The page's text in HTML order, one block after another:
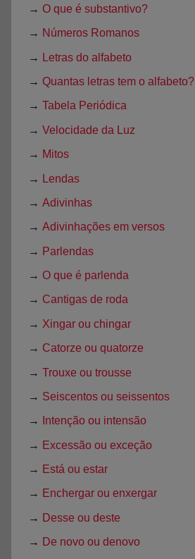
→ O que é substantivo?
→ Números Romanos
→ Letras do alfabeto
→ Quantas letras tem o alfabeto?
→ Tabela Periódica
→ Velocidade da Luz
→ Mitos
→ Lendas
→ Adivinhas
→ Adivinhações em versos
→ Parlendas
→ O que é parlenda
→ Cantigas de roda
→ Xingar ou chingar
→ Catorze ou quatorze
→ Trouxe ou trousse
→ Seiscentos ou seissentos
→ Intenção ou intensão
→ Excessão ou exceção
→ Está ou estar
→ Enchergar ou enxergar
→ Desse ou deste
→ De novo ou denovo